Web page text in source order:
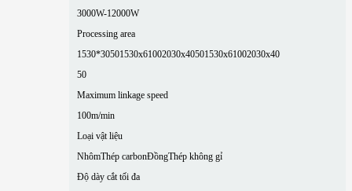
3000W-12000W
Processing area
1530*30501530x61002030x40501530x61002030x40
50
Maximum linkage speed
100m/min
Loại vật liệu
NhômThép carbonĐồngThép không gỉ
Độ dày cắt tối đa